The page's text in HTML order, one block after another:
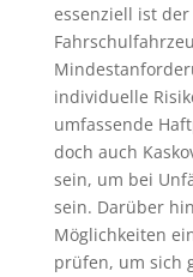
essenziell ist
individuelle
umfassende
doch auch
sein, um bei
sein. Darüber
Möglichkeiten
prüfen, um sich